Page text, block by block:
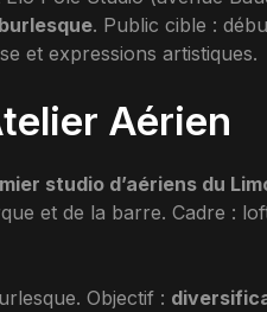
. Public cible :
et expressions artistiques.
Aérien
studio d’aériens du
et de la barre. Cadre :
Objectif :